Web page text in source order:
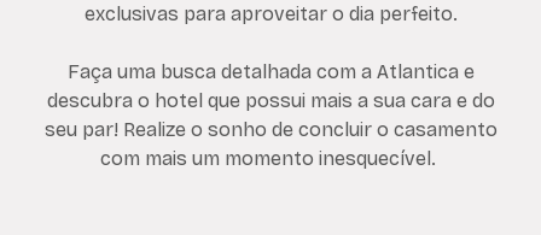
exclusivas para aproveitar o dia perfeito.
Faça uma busca detalhada com a Atlantica e
descubra o hotel que possui mais a sua cara e do
seu par! Realize o sonho de concluir o casamento
com mais um momento inesquecível.